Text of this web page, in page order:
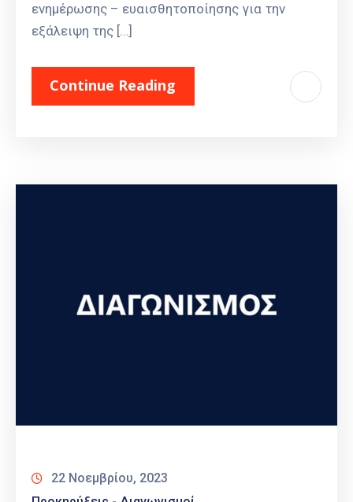
ενημέρωσης – ευαισθητοποίησης για την
εξάλειψη της […]
Continue Reading
22 Νοεμβρίου, 2023